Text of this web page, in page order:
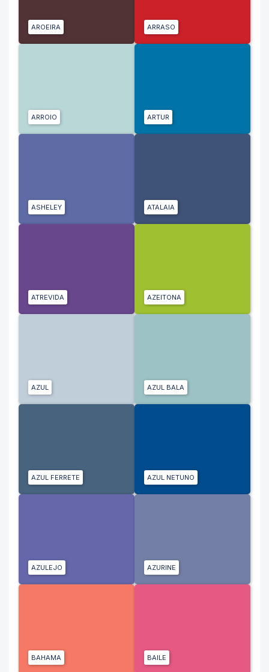
AROEIRA ARRASO
ARROIO ARTUR
ASHELEY ATALAIA
ATREVIDA AZEITONA
AZUL AZUL BALA
AZUL FERRETE AZUL NETUNO
AZULEJO AZURINE
BAHAMA BAILE